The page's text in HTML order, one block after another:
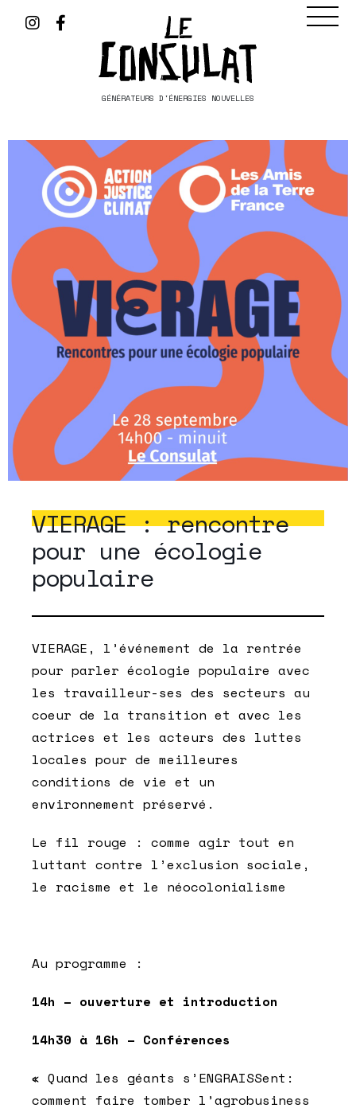
GÉNÉRATEURS D'ÉNERGIES NOUVELLES
VIERAGE : rencontre
pour une écologie
populaire
VIERAGE, l’événement de la rentrée
pour parler écologie populaire avec
les travailleur-ses des secteurs au
coeur de la transition et avec les
actrices et les acteurs des luttes
locales pour de meilleures
conditions de vie et un
environnement préservé.
Le fil rouge : comme agir tout en
luttant contre l’exclusion sociale,
le racisme et le néocolonialisme
Au programme :
14h – ouverture et introduction
14h30 à 16h – Conférences
« Quand les géants s’ENGRAISSent:
comment faire tomber l’agrobusiness